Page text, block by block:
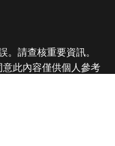
。請查核重要資訊。
此內容僅供個人參考